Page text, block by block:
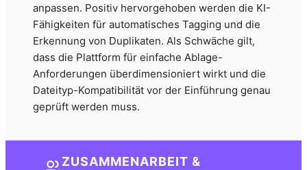
anpassen. Positiv hervorgehoben werden die KI-
Fähigkeiten für automatisches Tagging und die
Erkennung von Duplikaten. Als Schwäche gilt,
dass die Plattform für einfache Ablage-
Anforderungen überdimensioniert wirkt und die
Dateityp-Kompatibilität vor der Einführung genau
geprüft werden muss.
ZUSAMMENARBEIT &